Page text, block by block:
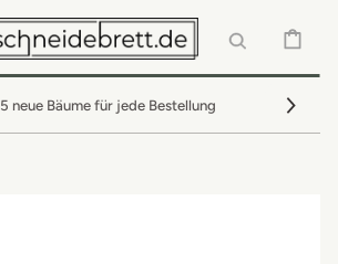
5 neue Bäume für jede Bestellung